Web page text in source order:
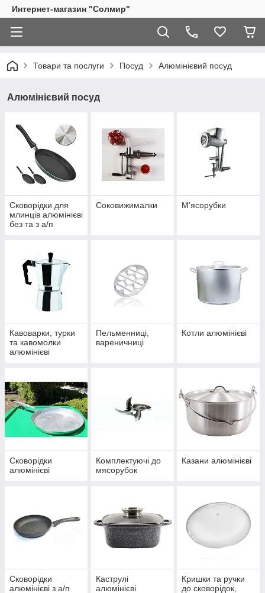
Интернет-магазин "Солмир"
Товари та послуги Посуд Алюмінієвий посуд
Алюмінієвий посуд
Сковорідки для
млинців алюмінієві
без та з а/п
Соковижималки М'ясорубки
Кавоварки, турки
та кавомолки
алюмінієві
Пельменниці,
вареничниці
Котли алюмінієві
Сковорідки
алюмінієві
Комплектуючі до
мясорубок
Казани алюмінієві
Сковорідки
алюмінієві з а/п
Каструлі
алюмінієві
Кришки та ручки
до сковорідок,